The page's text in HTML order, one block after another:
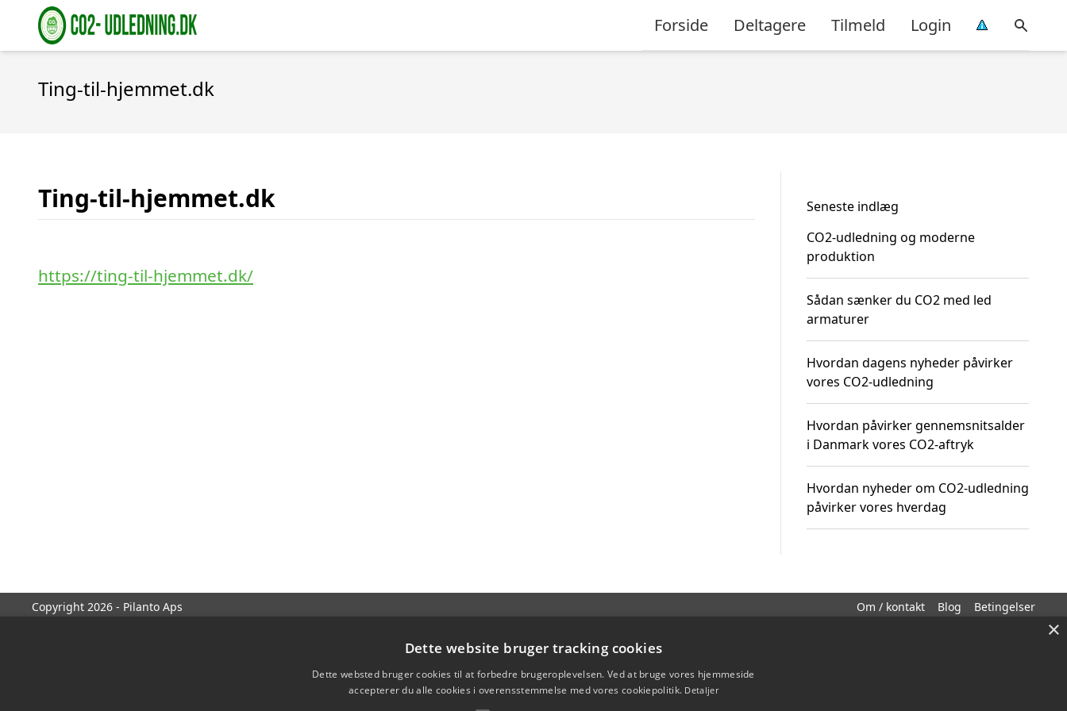
Forside Deltagere Tilmeld Login
Ting-til-hjemmet.dk
Ting-til-hjemmet.dk
https://ting-til-hjemmet.dk/
Seneste indlæg
CO2-udledning og moderne
produktion
Sådan sænker du CO2 med led
armaturer
Hvordan dagens nyheder påvirker
vores CO2-udledning
Hvordan påvirker gennemsnitsalder
i Danmark vores CO2-aftryk
Hvordan nyheder om CO2-udledning
påvirker vores hverdag
Copyright 2026 - Pilanto Aps Om / kontakt Blog Betingelser
×
Dette website bruger tracking cookies
Dette websted bruger cookies til at forbedre brugeroplevelsen. Ved at bruge vores hjemmeside
accepterer du alle cookies i overensstemmelse med vores cookiepolitik. Detaljer